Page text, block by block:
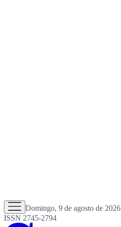
Domingo, 9 de agosto de 2026
ISSN 2745-2794